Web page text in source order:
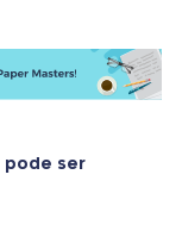
pode ser